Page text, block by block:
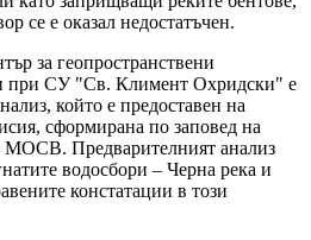
се е оказал недостатъчен.
за геопространствени
при СУ "Св. Климент Охридски" е
който е предоставен на
сформирана по заповед на
МОСВ. Предварителният анализ
водосбори – Черна река и
констатации в този